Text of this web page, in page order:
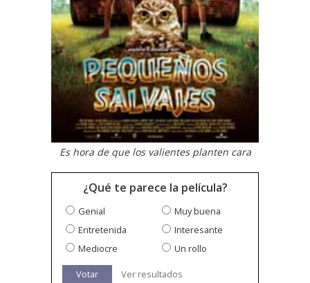
Es hora de que los valientes planten cara
¿Qué te parece la película?
Genial
Muy buena
Entretenida
Interesante
Mediocre
Un rollo
Votar Ver resultados